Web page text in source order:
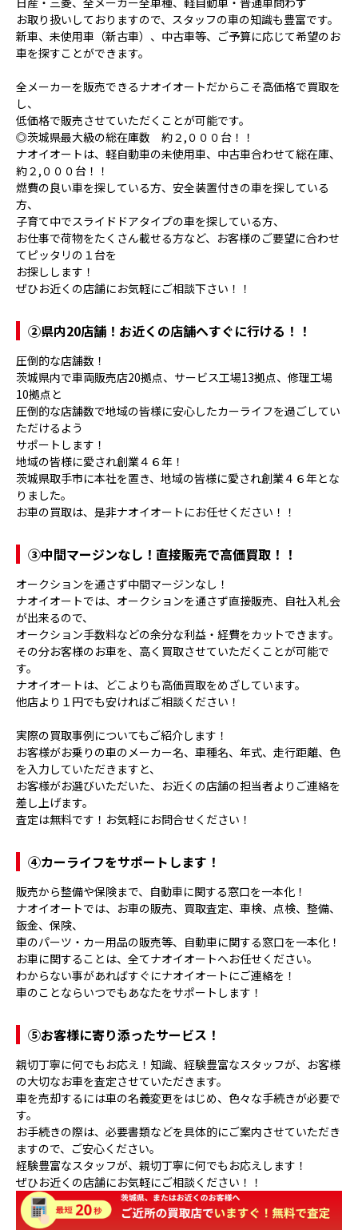
お取り扱いしておりますので、スタッフの車の知識も豊富です。
新車、未使用車（新古車）、中古車等、ご予算に応じて希望のお
車を探すことができます。
全メーカーを販売できるナオイオートだからこそ高価格で買取を
し、
低価格で販売させていただくことが可能です。
◎茨城県最大級の総在庫数 約２,０００台！！
ナオイオートは、軽自動車の未使用車、中古車合わせて総在庫、
約２,０００台！！
燃費の良い車を探している方、安全装置付きの車を探している
方、
子育て中でスライドドアタイプの車を探している方、
お仕事で荷物をたくさん載せる方など、お客様のご要望に合わせ
てピッタリの１台を
お探しします！
ぜひお近くの店舗にお気軽にご相談下さい！！
②県内20店舗！お近くの店舗へすぐに行ける！！
圧倒的な店舗数！
茨城県内で車両販売店20拠点、サービス工場13拠点、修理工場
10拠点と
圧倒的な店舗数で地域の皆様に安心したカーライフを過ごしてい
ただけるよう
サポートします！
地域の皆様に愛され創業４６年！
茨城県取手市に本社を置き、地域の皆様に愛され創業４６年とな
りました。
お車の買取は、是非ナオイオートにお任せください！！
③中間マージンなし！直接販売で高価買取！！
オークションを通さず中間マージンなし！
ナオイオートでは、オークションを通さず直接販売、自社入札会
が出来るので、
オークション手数料などの余分な利益・経費をカットできます。
その分お客様のお車を、高く買取させていただくことが可能で
す。
ナオイオートは、どこよりも高価買取をめざしています。
他店より１円でも安ければご相談ください！
実際の買取事例についてもご紹介します！
お客様がお乗りの車のメーカー名、車種名、年式、走行距離、色
を入力していただきますと、
お客様がお選びいただいた、お近くの店舗の担当者よりご連絡を
差し上げます。
査定は無料です！お気軽にお問合せください！
④カーライフをサポートします！
販売から整備や保険まで、自動車に関する窓口を一本化！
ナオイオートでは、お車の販売、買取査定、車検、点検、整備、
鈑金、保険、
車のパーツ・カー用品の販売等、自動車に関する窓口を一本化！
お車に関することは、全てナオイオートへお任せください。
わからない事があればすぐにナオイオートにご連絡を！
車のことならいつでもあなたをサポートします！
⑤お客様に寄り添ったサービス！
親切丁寧に何でもお応え！知識、経験豊富なスタッフが、お客様
の大切なお車を査定させていただきます。
車を売却するには車の名義変更をはじめ、色々な手続きが必要で
す。
お手続きの際は、必要書類などを具体的にご案内させていただき
ますので、ご安心ください。
経験豊富なスタッフが、親切丁寧に何でもお応えします！
ぜひお近くの店舗にお気軽にご相談ください！！